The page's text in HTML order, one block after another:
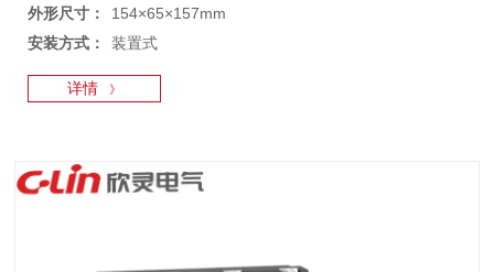
外形尺寸：
154×65×157mm
安装方式：
装置式
详情 》